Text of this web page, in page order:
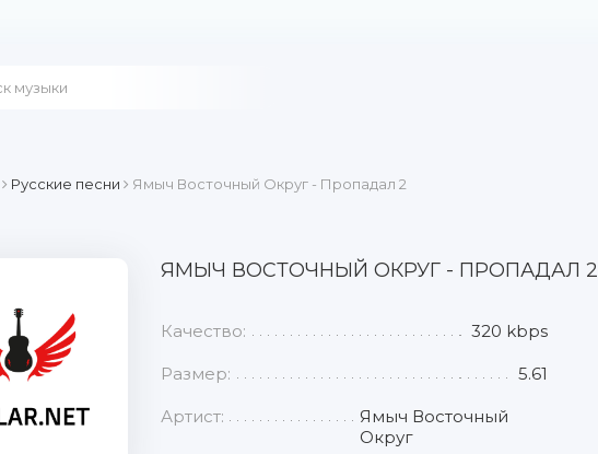
Русские песни Ямыч Восточный Округ - Пропадал 2
ЯМЫЧ ВОСТОЧНЫЙ ОКРУГ - ПРОПАДАЛ 2
Качество: 320 kbps
Размер: 5.61
Артист:
Ямыч Восточный
Округ